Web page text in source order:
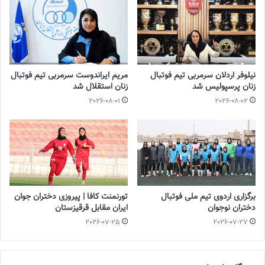
نوشته های مشابه
چالش هاى ليست جدید تيم ملى فوتبال
زنان
تازه‌ترین خبرها از درمان ۲ ملی‌پوش فوتبال
زنان
2023-12-24
دعوت آزمون از 30 بازیکن به اردوی تیم ملی
2023-03-21
آینده درخشانی در انتظار فوتبال بانوان است
2022-12-10
نیلوفر اردلان سرمربی تیم فوتبال
زنان پرسپولیس شد
2026-08-02
مریم ایراندوست سرمربی تیم فوتبال
زنان استقلال شد
2026-08-01
برگزاری اردوی تیم ملی فوتبال
دختران نوجوان
2026-07-27
تورنمنت کافا | پیروزی دختران جوان
ایران مقابل قرقیزستان
2026-07-25